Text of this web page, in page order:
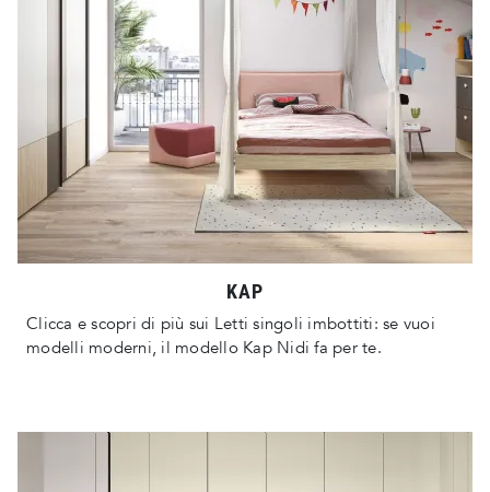
KAP
Clicca e scopri di più sui Letti singoli imbottiti: se vuoi
modelli moderni, il modello Kap Nidi fa per te.